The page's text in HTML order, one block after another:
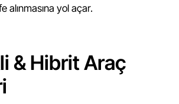
alınmasına yol açar.
& Hibrit Araç